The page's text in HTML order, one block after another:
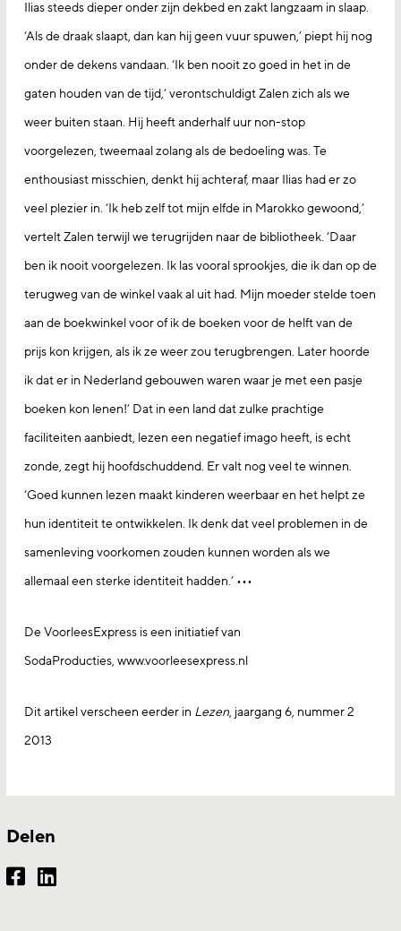
Ilias steeds dieper onder zijn dekbed en zakt langzaam in slaap.
‘Als de draak slaapt, dan kan hij geen vuur spuwen,’ piept hij nog
onder de dekens vandaan. ‘Ik ben nooit zo goed in het in de
gaten houden van de tijd,’ verontschuldigt Zalen zich als we
weer buiten staan. Hij heeft anderhalf uur non-stop
voorgelezen, tweemaal zolang als de bedoeling was. Te
enthousiast misschien, denkt hij achteraf, maar Ilias had er zo
veel plezier in. ‘Ik heb zelf tot mijn elfde in Marokko gewoond,’
vertelt Zalen terwijl we terugrijden naar de bibliotheek. ‘Daar
ben ik nooit voorgelezen. Ik las vooral sprookjes, die ik dan op de
terugweg van de winkel vaak al uit had. Mijn moeder stelde toen
aan de boekwinkel voor of ik de boeken voor de helft van de
prijs kon krijgen, als ik ze weer zou terugbrengen. Later hoorde
ik dat er in Nederland gebouwen waren waar je met een pasje
boeken kon lenen!’ Dat in een land dat zulke prachtige
faciliteiten aanbiedt, lezen een negatief imago heeft, is echt
zonde, zegt hij hoofdschuddend. Er valt nog veel te winnen.
‘Goed kunnen lezen maakt kinderen weerbaar en het helpt ze
hun identiteit te ontwikkelen. Ik denk dat veel problemen in de
samenleving voorkomen zouden kunnen worden als we
allemaal een sterke identiteit hadden.’ •••
De VoorleesExpress is een initiatief van
SodaProducties, www.voorleesexpress.nl
Dit artikel verscheen eerder in Lezen, jaargang 6, nummer 2
2013
Delen